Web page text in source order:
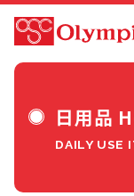
日用品
DAILY USE